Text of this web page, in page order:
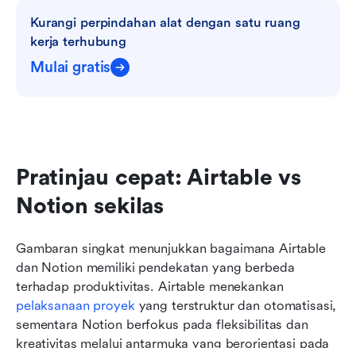
Kurangi perpindahan alat dengan satu ruang
kerja terhubung
Mulai gratis
Pratinjau cepat: Airtable vs
Notion sekilas
Gambaran singkat menunjukkan bagaimana Airtable
dan Notion memiliki pendekatan yang berbeda
pelaksanaan proyek yang terstruktur dan otomatisasi,
sementara Notion berfokus pada fleksibilitas dan
kreativitas melalui antarmuka yang berorientasi pada
Bacaan terkait